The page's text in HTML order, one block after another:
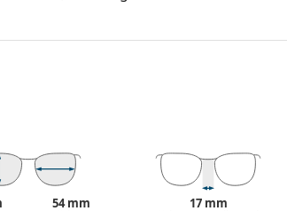
sau a distorsiona culorile.
de sus permite filtrarea luminii solare
suficientă. Acest tratament al
pentru șoferi, de exemplu, deoarece
în același timp strălucirea din partea
54 mm 17 mm